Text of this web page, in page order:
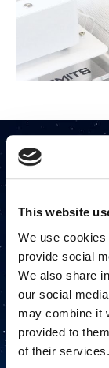
This website
We use
provide social
We also share
our social
may combine it
provided to
of their services.